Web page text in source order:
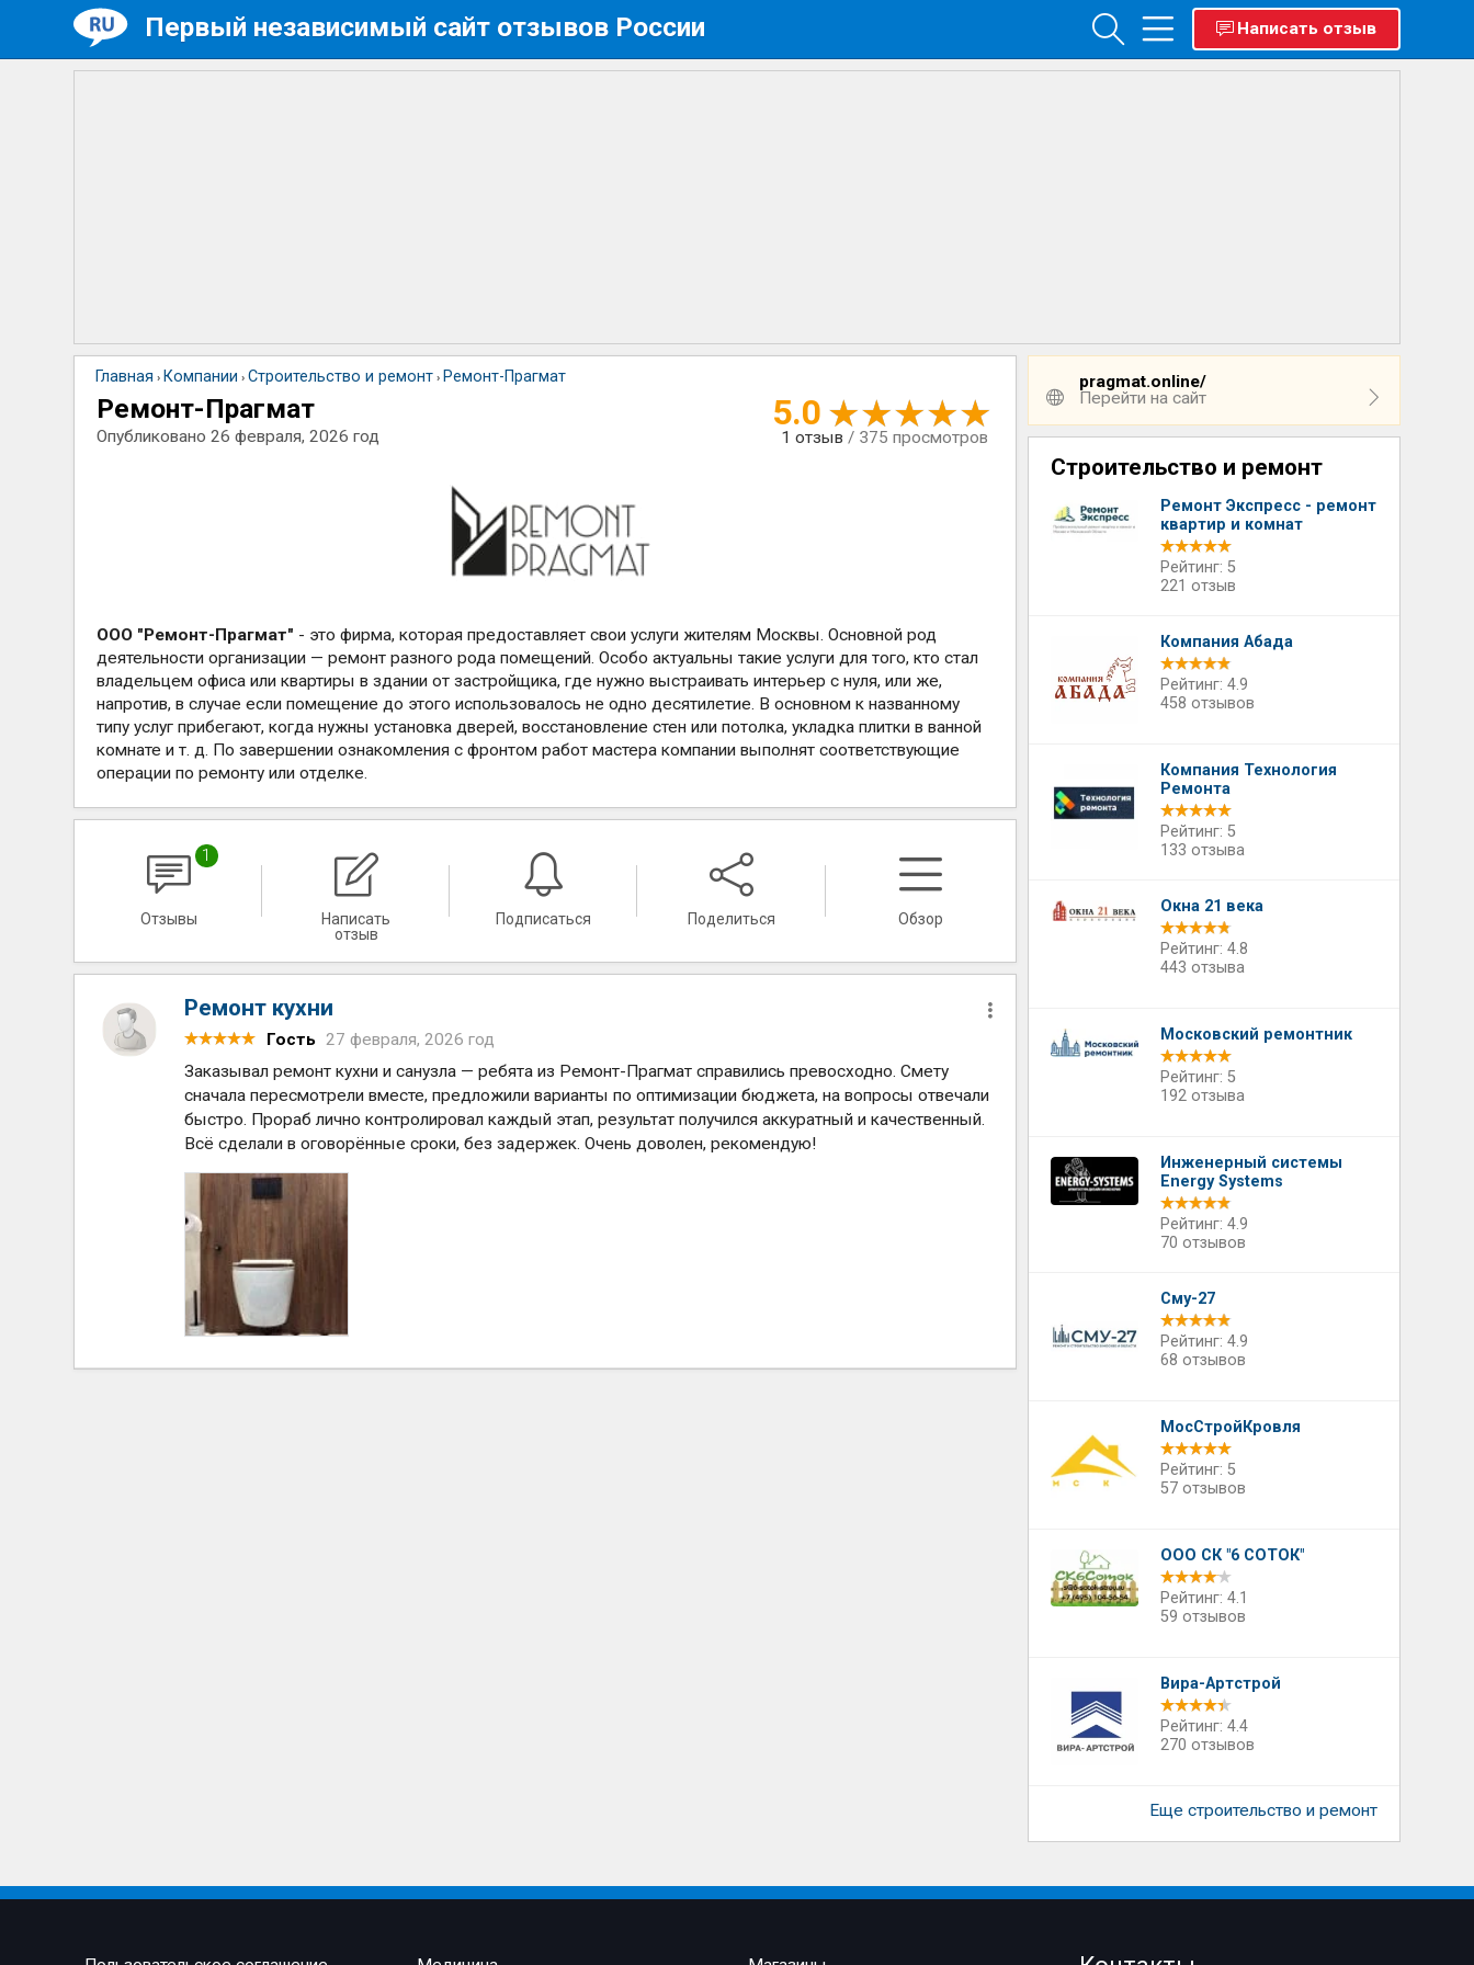
Первый независимый сайт отзывов России Написать отзыв
Главная › Компании ›Строительство и ремонт › Ремонт-Прагмат
Ремонт-Прагмат
Опубликовано26 февраля, 2026 год
5.0
1 отзыв / 375 просмотров
ООО "Ремонт-Прагмат" - это фирма, которая предоставляет свои услуги жителям Москвы. Основной род
деятельности организации — ремонт разного рода помещений. Особо актуальны такие услуги для того, кто стал
владельцем офиса или квартиры в здании от застройщика, где нужно выстраивать интерьер с нуля, или же,
напротив, в случае если помещение до этого использовалось не одно десятилетие. В основном к названному
типу услуг прибегают, когда нужны установка дверей, восстановление стен или потолка, укладка плитки в ванной
комнате и т. д. По завершении ознакомления с фронтом работ мастера компании выполнят соответствующие
операции по ремонту или отделке.
1
Отзывы
Написать
отзыв
Подписаться Поделиться Обзор
Ремонт кухни
Гость 27 февраля, 2026 год
Заказывал ремонт кухни и санузла — ребята из Ремонт-Прагмат справились превосходно. Смету
сначала пересмотрели вместе, предложили варианты по оптимизации бюджета, на вопросы отвечали
быстро. Прораб лично контролировал каждый этап, результат получился аккуратный и качественный.
Всё сделали в оговорённые сроки, без задержек. Очень доволен, рекомендую!
pragmat.online/
Перейти на сайт
Строительство и ремонт
Ремонт Экспресс - ремонт
квартир и комнат
Рейтинг: 5
221 отзыв
Компания Абада
Рейтинг: 4.9
458 отзывов
Компания Технология
Ремонта
Рейтинг: 5
133 отзыва
Окна 21 века
Рейтинг: 4.8
443 отзыва
Московский ремонтник
Рейтинг: 5
192 отзыва
Инженерный системы
Energy Systems
Рейтинг: 4.9
70 отзывов
Сму-27
Рейтинг: 4.9
68 отзывов
МосСтройКровля
Рейтинг: 5
57 отзывов
ООО СК "6 СОТОК"
Рейтинг: 4.1
59 отзывов
Вира-Артстрой
Рейтинг: 4.4
270 отзывов
Еще строительство и ремонт